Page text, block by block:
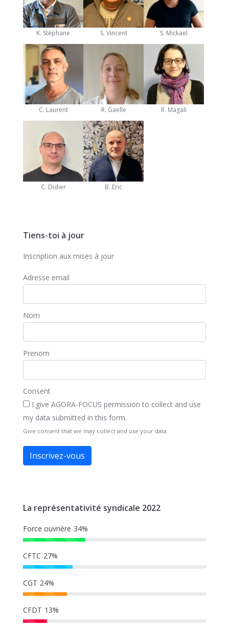
K. Stéphane S. Vincent S. Mickael
C. Laurent R. Gaelle R. Magali
C. Didier B. Eric
Tiens-toi à jour
Inscription aux mises à jour
Adresse email
Nom
Prenom
Consent
I give AGORA-FOCUS permission to collect and use
my data submitted in this form.
Give consent that we may collect and use your data.
Inscrivez-vous
La représentativité syndicale 2022
Force ouvrière 34%
CFTC 27%
CGT 24%
CFDT 13%